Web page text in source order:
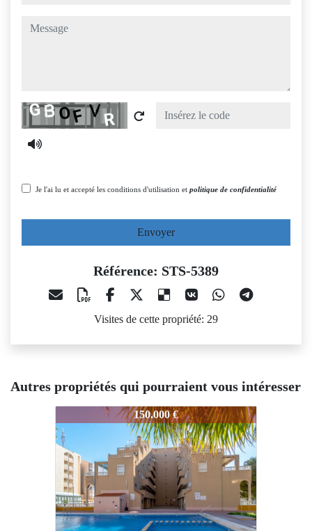
message
Captcha
Je l'ai lu et accepté les conditions d'utilisation et politique de confidentialité
Envoyer
Référence: STS-5389
Visites de cette propriété: 29
Autres propriétés qui pourraient vous intéresser
150.000 €
STS-5389 269.900 €